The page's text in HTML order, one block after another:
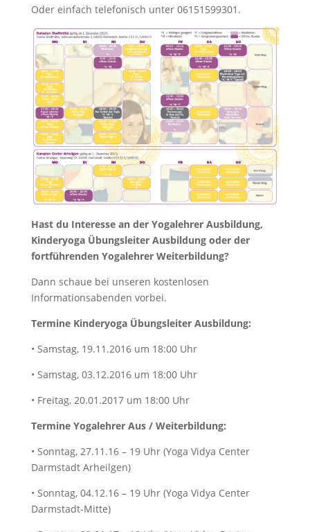
Oder einfach telefonisch unter 06151599301.
Hast du Interesse an der Yogalehrer Ausbildung,
Kinderyoga Übungsleiter Ausbildung oder der
fortführenden Yogalehrer Weiterbildung?
Dann schaue bei unseren kostenlosen
Informationsabenden vorbei.
Termine Kinderyoga Übungsleiter Ausbildung:
• Samstag, 19.11.2016 um 18:00 Uhr
• Samstag, 03.12.2016 um 18:00 Uhr
• Freitag, 20.01.2017 um 18:00 Uhr
Termine Yogalehrer Aus / Weiterbildung:
• Sonntag, 27.11.16 – 19 Uhr (Yoga Vidya Center
Darmstadt Arheilgen)
• Sonntag, 04.12.16 – 19 Uhr (Yoga Vidya Center
Darmstadt-Mitte)